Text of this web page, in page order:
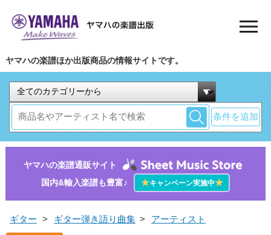
ヤマハの楽譜ほか出版商品の情報サイトです。
条件を追加
ヤマハの楽譜通販サイト
国内&輸入楽譜も豊富♪
★キャンペーン実施中★
ギター > ギター弾き語り曲集 > アーティスト